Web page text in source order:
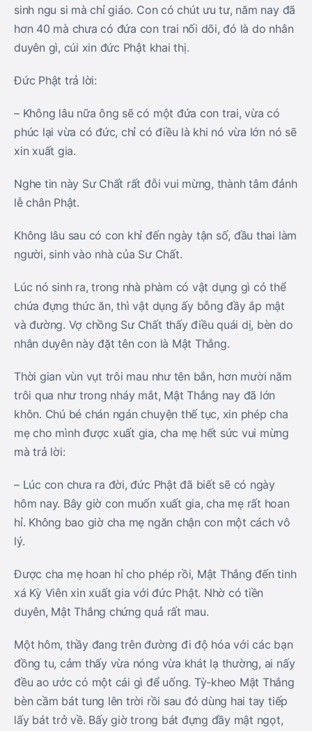
sinh ngu si mà chỉ giáo. Con có chút ưu tư, năm nay đã
hơn 40 mà chưa có đứa con trai nối dõi, đó là do nhân
duyên gì, cúi xin đức Phật khai thị.
Đức Phật trả lời:
– Không lâu nữa ông sẽ có một đứa con trai, vừa có
phúc lại vừa có đức, chỉ có điều là khi nó vừa lớn nó sẽ
xin xuất gia.
Nghe tin này Sư Chất rất đỗi vui mừng, thành tâm đảnh
lễ chân Phật.
Không lâu sau có con khỉ đến ngày tận số, đầu thai làm
người, sinh vào nhà của Sư Chất.
Lúc nó sinh ra, trong nhà phàm có vật dụng gì có thể
chứa đựng thức ăn, thì vật dụng ấy bỗng đầy ắp mật
và đường. Vợ chồng Sư Chất thấy điều quái dị, bèn do
nhân duyên này đặt tên con là Mật Thắng.
Thời gian vùn vụt trôi mau như tên bắn, hơn mười năm
trôi qua như trong nháy mắt, Mật Thắng nay đã lớn
khôn. Chú bé chán ngán chuyện thế tục, xin phép cha
mẹ cho mình được xuất gia, cha mẹ hết sức vui mừng
mà trả lời:
– Lúc con chưa ra đời, đức Phật đã biết sẽ có ngày
hôm nay. Bây giờ con muốn xuất gia, cha mẹ rất hoan
hỉ. Không bao giờ cha mẹ ngăn chận con một cách vô
lý.
Được cha mẹ hoan hỉ cho phép rồi, Mật Thắng đến tinh
xá Kỳ Viên xin xuất gia với đức Phật. Nhờ có tiền
duyên, Mật Thắng chứng quả rất mau.
Một hôm, thầy đang trên đường đi độ hóa với các bạn
đồng tu, cảm thấy vừa nóng vừa khát lạ thường, ai nấy
đều ao ước có một cái gì để uống. Tỳ-kheo Mật Thắng
bèn cầm bát tung lên trời rồi sau đó dùng hai tay tiếp
lấy bát trở về. Bấy giờ trong bát đựng đầy mật ngọt,